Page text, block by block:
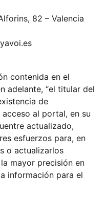
82 – Valencia
contenida en el
adelante, “el titular del
de
al portal, en su
actualizado,
esfuerzos para, en
o actualizarlos
mayor precisión en
información para el